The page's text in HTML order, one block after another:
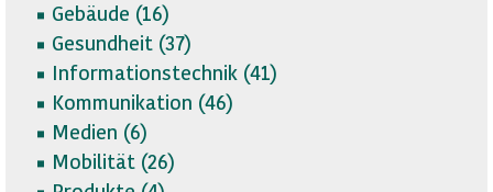
Gebäude (16)
Gesundheit (37)
Informationstechnik (41)
Kommunikation (46)
Medien (6)
Mobilität (26)